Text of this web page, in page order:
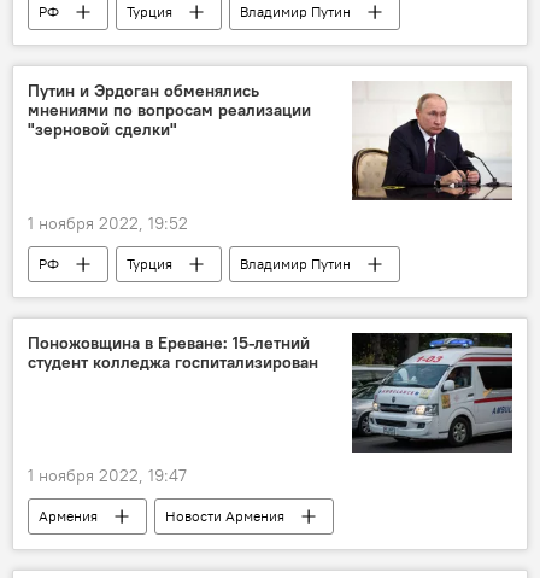
РФ Турция
Владимир Путин
Реджеп Эрдоган
трехсторонняя встреча
Армения
Путин и Эрдоган обменялись
мнениями по вопросам реализации
"зерновой сделки"
1 ноября 2022, 19:52
РФ Турция
Владимир Путин
Реджеп Эрдоган
зерновая сделка
телефонный разговор
Поножовщина в Ереване: 15-летний
студент колледжа госпитализирован
1 ноября 2022, 19:47
Армения
Новости Армения
Происшествия и инциденты в Армении